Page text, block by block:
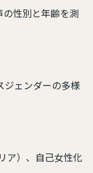
性別と年齢を測
ジェンダーの多様
ア）、自己女性化